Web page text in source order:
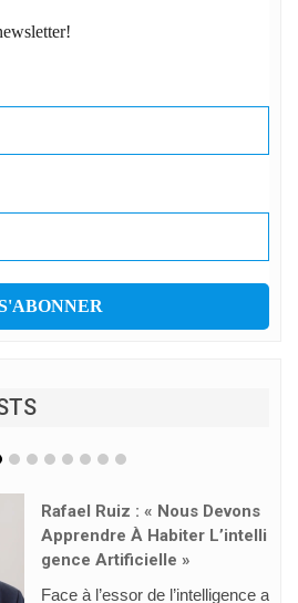
Rafael Ruiz : « Nous Devons
Apprendre À Habiter L’intelli
Gence Artificielle »
Face à l’essor de l’intelligence a